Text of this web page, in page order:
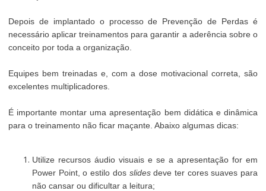
Depois de implantado o processo de Prevenção de Perdas é
necessário aplicar treinamentos para garantir a aderência sobre o
conceito por toda a organização.
Equipes bem treinadas e, com a dose motivacional correta, são
excelentes multiplicadores.
É importante montar uma apresentação bem didática e dinâmica
para o treinamento não ficar maçante. Abaixo algumas dicas:
Utilize recursos áudio visuais e se a apresentação for em
Power Point, o estilo dos slidesdeve ter cores suaves para
não cansar ou dificultar a leitura;